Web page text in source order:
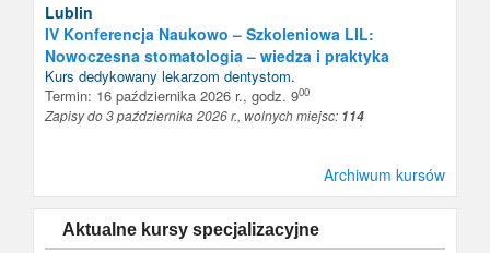
Lublin
IV Konferencja Naukowo – Szkoleniowa LIL:
Nowoczesna stomatologia – wiedza i praktyka
Kurs dedykowany lekarzom dentystom.
Termin: 16 października 2026 r., godz. 900
Zapisy do 3 października 2026 r., wolnych miejsc: 114
Archiwum kursów
Aktualne kursy specjalizacyjne